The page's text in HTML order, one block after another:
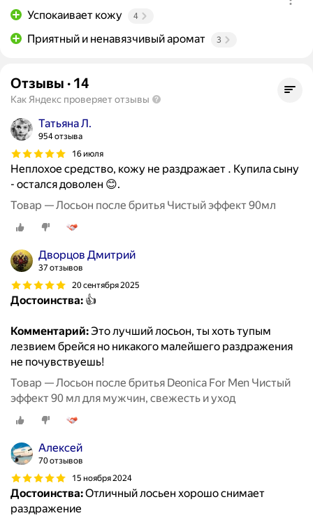
Успокаивает кожу
4
Приятный и ненавязчивый аромат 3
Отзывы · 14
Как Яндекс проверяет отзывы
Татьяна Л.
954 отзыва
16 июля
Неплохое средство, кожу не раздражает . Купила сыну
- остался доволен 😊.
Товар — Лосьон после бритья Чистый эффект 90мл
Дворцов Дмитрий
37 отзывов
20 сентября 2025
Достоинства: 👍
Комментарий:Это лучший лосьон, ты хоть тупым
лезвием брейся но никакого малейшего раздражения
не почувствуешь!
Товар — Лосьон после бритья Deonica For Men Чистый
эффект 90 мл для мужчин, свежесть и уход
Алексей
70 отзывов
15 ноября 2024
Достоинства:Отличный лосьен хорошо снимает
раздражение